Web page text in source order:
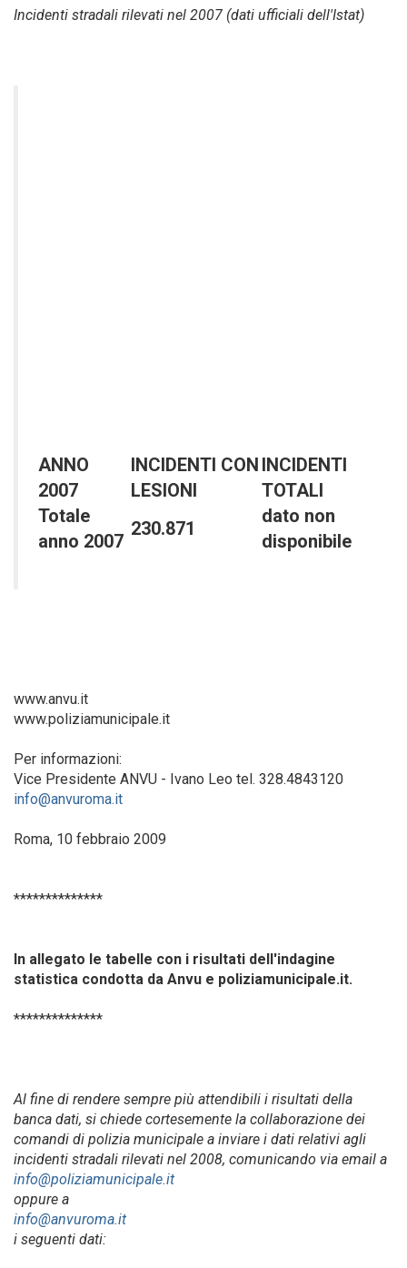
Incidenti stradali rilevati nel 2007 (dati ufficiali dell'Istat)
ANNO
2007
INCIDENTI CON
LESIONI
INCIDENTI
TOTALI
Totale
anno 2007
230.871
dato non
disponibile
www.anvu.it
www.poliziamunicipale.it
Per informazioni:
Vice Presidente ANVU - Ivano Leo tel. 328.4843120
info@anvuroma.it
Roma, 10 febbraio 2009
**************
In allegato le tabelle con i risultati dell'indagine
statistica condotta da Anvu e poliziamunicipale.it.
**************
Al fine di rendere sempre più attendibili i risultati della
banca dati, si chiede cortesemente la collaborazione dei
comandi di polizia municipale a inviare i dati relativi agli
incidenti stradali rilevati nel 2008, comunicando via email a
info@poliziamunicipale.it
oppure a
info@anvuroma.it
i seguenti dati: